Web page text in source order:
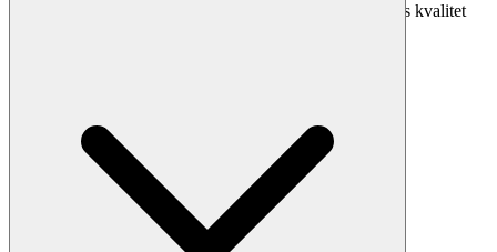
från Google Reviews så du enkelt kan jämföra företagens kvalitet